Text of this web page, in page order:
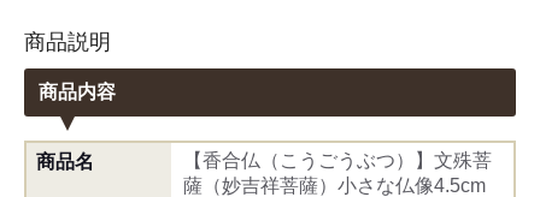
商品説明
商品内容
商品名
【香合仏（こうごうぶつ）】文殊菩
薩（妙吉祥菩薩）小さな仏像4.5cm